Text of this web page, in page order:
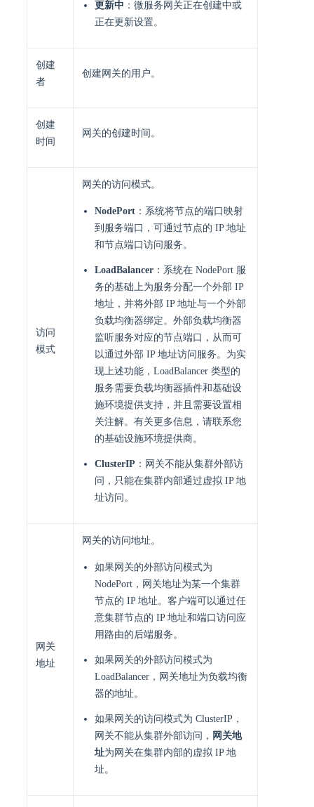
更新中 ：微服务网关正在创建中或
正在更新设置。
创建
者
创建网关的用户。
创建
时间
网关的创建时间。
访问
模式
网关的访问模式。
NodePort ：系统将节点的端口映射
到服务端口，可通过节点的 IP 地址
和节点端口访问服务。
LoadBalancer ：系统在 NodePort 服
务的基础上为服务分配一个外部 IP
地址，并将外部 IP 地址与一个外部
负载均衡器绑定。外部负载均衡器
监听服务对应的节点端口，从而可
以通过外部 IP 地址访问服务。为实
现上述功能，LoadBalancer 类型的
服务需要负载均衡器插件和基础设
施环境提供支持，并且需要设置相
关注解。有关更多信息，请联系您
的基础设施环境提供商。
ClusterIP ：网关不能从集群外部访
问，只能在集群内部通过虚拟 IP 地
址访问。
网关
地址
网关的访问地址。
如果网关的外部访问模式为
NodePort，网关地址为某一个集群
节点的 IP 地址。客户端可以通过任
意集群节点的 IP 地址和端口访问应
用路由的后端服务。
如果网关的外部访问模式为
LoadBalancer，网关地址为负载均衡
器的地址。
如果网关的访问模式为 ClusterIP，
网关不能从集群外部访问， 网关地
址为网关在集群内部的虚拟 IP 地
址。